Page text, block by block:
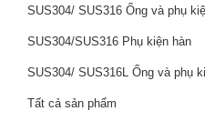
SUS304/ SUS316 Ống và phụ
SUS304/SUS316 Phụ kiện hàn
SUS304/ SUS316L Ống và phụ
Tất cả sản phẩm